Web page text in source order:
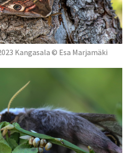
Kangasala © Esa Marjamäki